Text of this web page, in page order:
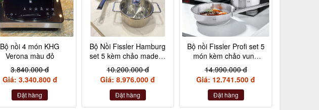
Bộ nồi 4 món KHG
Verona màu đỏ
3.840.000 đ
Giá: 3.340.800 đ
Đặt hàng
Bộ Nồi Fissler Hamburg
set 5 kèm chảo made in
Germany nội địa Đức
10.200.000 đ
Giá: 8.976.000 đ
Đặt hàng
Bộ nồi Fissler Profi set 5
món kèm chảo vung
kính made in Germany
14.990.000 đ
Giá: 12.741.500 đ
Đặt hàng